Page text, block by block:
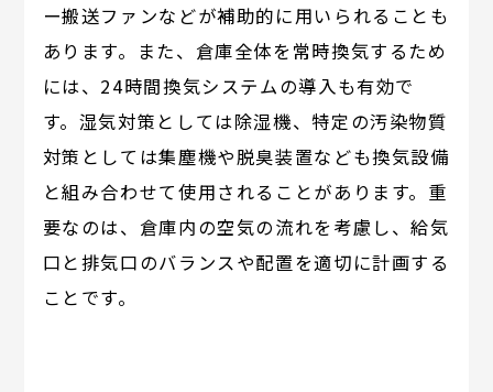
ー搬送ファンなどが補助的に用いられることも
あります。また、倉庫全体を常時換気するため
には、24時間換気システムの導入も有効で
す。湿気対策としては除湿機、特定の汚染物質
対策としては集塵機や脱臭装置なども換気設備
と組み合わせて使用されることがあります。重
要なのは、倉庫内の空気の流れを考慮し、給気
口と排気口のバランスや配置を適切に計画する
ことです。